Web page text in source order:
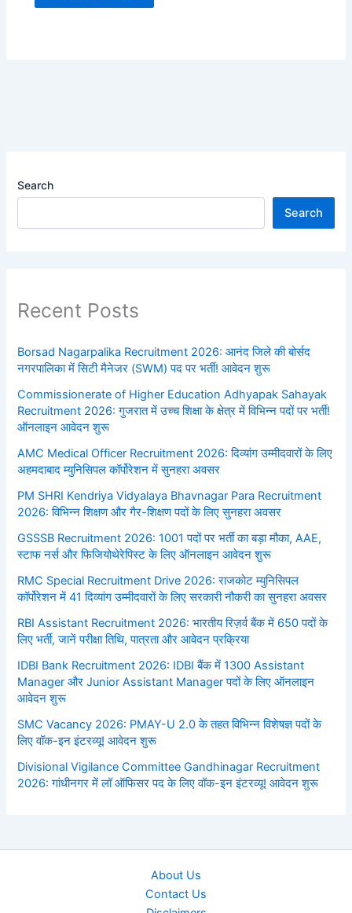
Search
Search
Recent Posts
Borsad Nagarpalika Recruitment 2026: आनंद जिले की बोर्सद
नगरपालिका में सिटी मैनेजर (SWM) पद पर भर्ती! आवेदन शुरू
Commissionerate of Higher Education Adhyapak Sahayak
Recruitment 2026: गुजरात में उच्च शिक्षा के क्षेत्र में विभिन्न पदों पर भर्ती!
ऑनलाइन आवेदन शुरू
AMC Medical Officer Recruitment 2026: दिव्यांग उम्मीदवारों के लिए
अहमदाबाद म्युनिसिपल कॉर्पोरेशन में सुनहरा अवसर
PM SHRI Kendriya Vidyalaya Bhavnagar Para Recruitment
2026: विभिन्न शिक्षण और गैर-शिक्षण पदों के लिए सुनहरा अवसर
GSSSB Recruitment 2026: 1001 पदों पर भर्ती का बड़ा मौका, AAE,
स्टाफ नर्स और फिजियोथेरेपिस्ट के लिए ऑनलाइन आवेदन शुरू
RMC Special Recruitment Drive 2026: राजकोट म्युनिसिपल
कॉर्पोरेशन में 41 दिव्यांग उम्मीदवारों के लिए सरकारी नौकरी का सुनहरा अवसर
RBI Assistant Recruitment 2026: भारतीय रिज़र्व बैंक में 650 पदों के
लिए भर्ती, जानें परीक्षा तिथि, पात्रता और आवेदन प्रक्रिया
IDBI Bank Recruitment 2026: IDBI बैंक में 1300 Assistant
Manager और Junior Assistant Manager पदों के लिए ऑनलाइन
आवेदन शुरू
SMC Vacancy 2026: PMAY-U 2.0 के तहत विभिन्न विशेषज्ञ पदों के
लिए वॉक-इन इंटरव्यू! आवेदन शुरू
Divisional Vigilance Committee Gandhinagar Recruitment
2026: गांधीनगर में लॉ ऑफिसर पद के लिए वॉक-इन इंटरव्यू! आवेदन शुरू
About Us
Contact Us